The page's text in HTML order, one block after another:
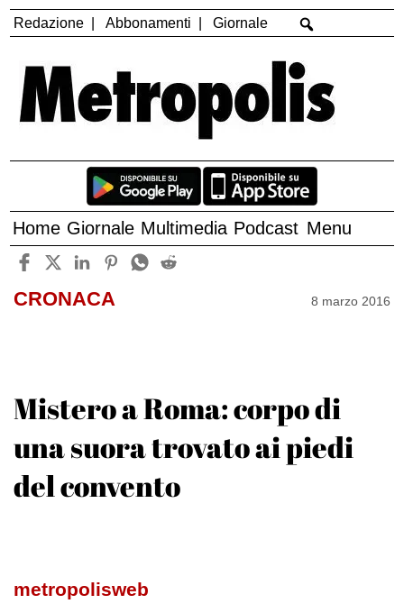
Redazione Abbonamenti Giornale
Home Giornale Multimedia Podcast Menu
CRONACA 8 marzo 2016
Mistero a Roma: corpo di
una suora trovato ai piedi
del convento
metropolisweb